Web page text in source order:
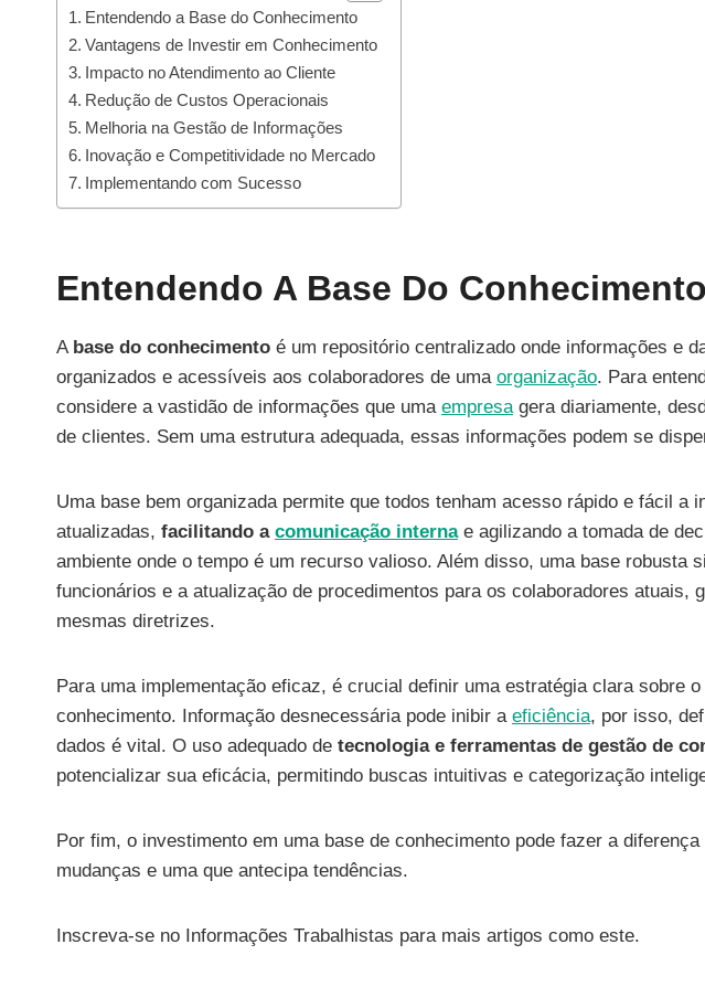
Entendendo a Base do Conhecimento
Vantagens de Investir em Conhecimento
Impacto no Atendimento ao Cliente
Redução de Custos Operacionais
Melhoria na Gestão de Informações
Inovação e Competitividade no Mercado
Implementando com Sucesso
Entendendo A Base Do Conhecimento
A base do conhecimento é um repositório centralizado onde informações e
organizados e acessíveis aos colaboradores de uma organização. Para
considere a vastidão de informações que uma empresa gera diariamente,
de clientes. Sem uma estrutura adequada, essas informações podem se
Uma base bem organizada permite que todos tenham acesso rápido e fácil a
atualizadas, facilitando a comunicação internae agilizando a tomada de
ambiente onde o tempo é um recurso valioso. Além disso, uma base robusta
funcionários e a atualização de procedimentos para os colaboradores atuais,
mesmas diretrizes.
Para uma implementação eficaz, é crucial definir uma estratégia clara sobre
conhecimento. Informação desnecessária pode inibir a eficiência, por isso,
dados é vital. O uso adequado de tecnologia e ferramentas de gestão de
potencializar sua eficácia, permitindo buscas intuitivas e categorização
Por fim, o investimento em uma base de conhecimento pode fazer a
mudanças e uma que antecipa tendências.
Inscreva-se no Informações Trabalhistas para mais artigos como este.